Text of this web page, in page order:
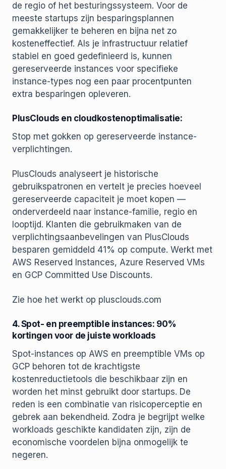
de regio of het besturingssysteem. Voor de
meeste startups zijn besparingsplannen
gemakkelijker te beheren en bijna net zo
kosteneffectief. Als je infrastructuur relatief
stabiel en goed gedefinieerd is, kunnen
gereserveerde instances voor specifieke
instance-types nog een paar procentpunten
extra besparingen opleveren.
PlusClouds en cloudkostenoptimalisatie:
Stop met gokken op gereserveerde instance-
verplichtingen.
PlusClouds analyseert je historische
gebruikspatronen en vertelt je precies hoeveel
gereserveerde capaciteit je moet kopen —
onderverdeeld naar instance-familie, regio en
looptijd. Klanten die gebruikmaken van de
verplichtingsaanbevelingen van PlusClouds
besparen gemiddeld 41% op compute. Werkt met
AWS Reserved Instances, Azure Reserved VMs
en GCP Committed Use Discounts.
Zie hoe het werkt op plusclouds.com
4. Spot- en preemptible instances: 90%
kortingen voor de juiste workloads
Spot-instances op AWS en preemptible VMs op
GCP behoren tot de krachtigste
kostenreductietools die beschikbaar zijn en
worden het minst gebruikt door startups. De
reden is een combinatie van risicoperceptie en
gebrek aan bekendheid. Zodra je begrijpt welke
workloads geschikte kandidaten zijn, zijn de
economische voordelen bijna onmogelijk te
negeren.